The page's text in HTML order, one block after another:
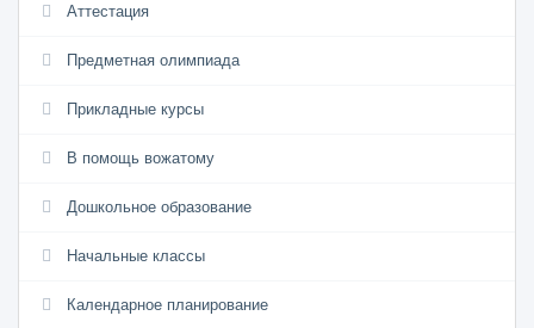
Аттестация
Предметная олимпиада
Прикладные курсы
В помощь вожатому
Дошкольное образование
Начальные классы
Календарное планирование